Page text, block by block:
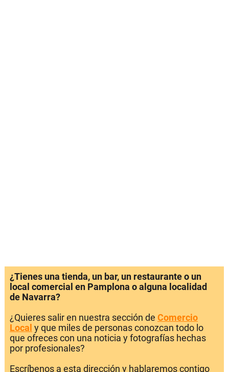
¿Tienes una tienda, un bar, un restaurante o un
local comercial en Pamplona o alguna localidad
de Navarra?
¿Quieres salir en nuestra sección de Comercio
Local y que miles de personas conozcan todo lo
que ofreces con una noticia y fotografías hechas
por profesionales?
Escríbenos a esta dirección y hablaremos contigo